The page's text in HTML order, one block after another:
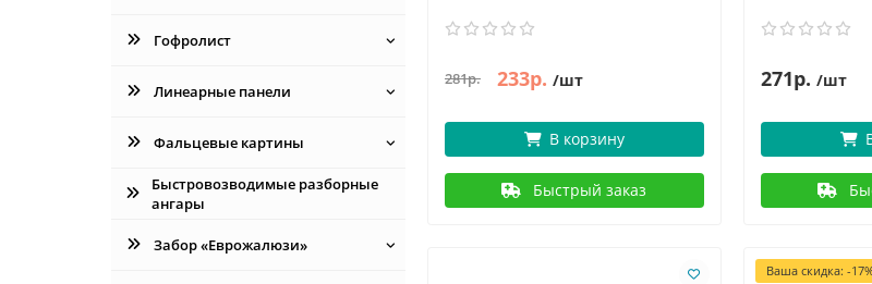
Гофролист
Линеарные панели
Фальцевые картины
Быстровозводимые разборные
ангары
Забор «Еврожалюзи»
281р. 233р. /шт
В корзину
Быстрый заказ
271р. /шт
Ваша скидка: -